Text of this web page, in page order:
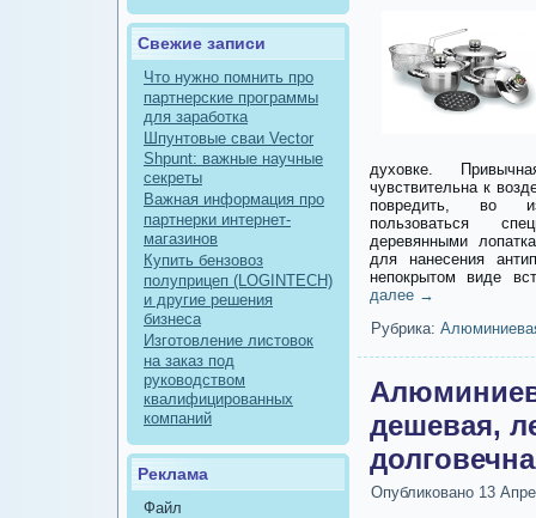
Свежие записи
Что нужно помнить про
партнерские программы
для заработка
Шпунтовые сваи Vector
Shpunt: важные научные
секреты
Важная информация про
партнерки интернет-
магазинов
Купить бензовоз
полуприцеп (LOGINTECH)
и другие решения
бизнеса
Изготовление листовок
на заказ под
руководством
квалифицированных
компаний
Реклама
Файл
духовке.
чувствительна к
повредить, во
пользоваться
деревянными
для нанесения
непокрытом виде
далее →
Рубрика:
дешевая,
Опубликовано 13